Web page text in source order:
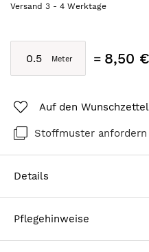
Versand 3 - 4 Werktage
8,50 €
Auf den Wunschzettel
Stoffmuster anfordern
Details
Pflegehinweise